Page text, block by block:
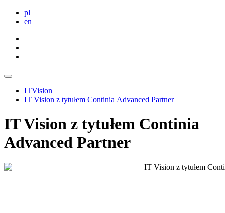
pl
en
ITVision
IT Vision z tytułem Continia Advanced Partner
IT Vision z tytułem Continia
Advanced Partner